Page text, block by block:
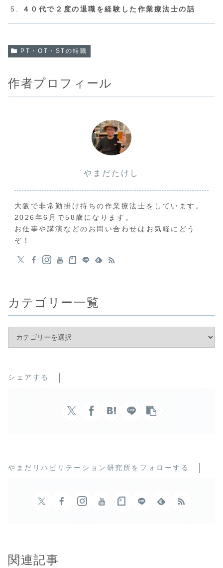
４０代で２度の退職を経験した作業療法士の話
PT・OT・STの転職
作者プロフィール
やまだたけし
大阪で非常勤掛け持ちの作業療法士をしています。
2026年6月で58歳になります。
お仕事や講演などのお問い合わせはお気軽にどう
ぞ！
カテゴリー一覧
シェアする
やまだリハビリテーション研究所をフォローする
関連記事